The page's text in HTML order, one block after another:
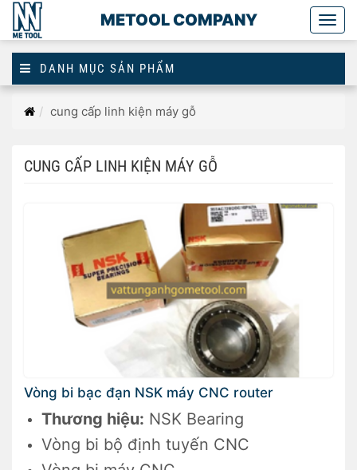
METOOL COMPANY
DANH MỤC SẢN PHẨM
Trangcung cấp linh kiện máy gỗ
CUNG CẤP LINH KIỆN MÁY GỖ
Vòng bi bạc đạn NSK máy CNC router
Thương hiệu: NSK Bearing
Vòng bi bộ định tuyến CNC